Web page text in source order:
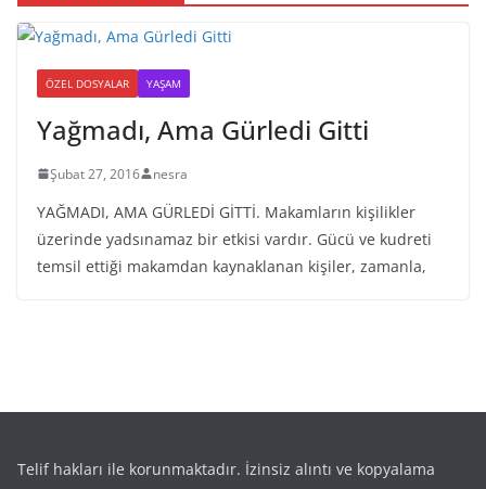
ÖZEL DOSYALAR YAŞAM
Yağmadı, Ama Gürledi Gitti
Şubat 27, 2016 nesra
YAĞMADI, AMA GÜRLEDİ GİTTİ. Makamların kişilikler
üzerinde yadsınamaz bir etkisi vardır. Gücü ve kudreti
temsil ettiği makamdan kaynaklanan kişiler, zamanla,
Telif hakları ile korunmaktadır. İzinsiz alıntı ve kopyalama